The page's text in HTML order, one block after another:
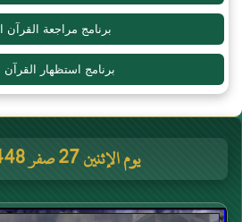
برنامج مراجعة القرآن
برنامج استظهار القرآن
يوم الإثنين 27 صفر 1448 هجرية